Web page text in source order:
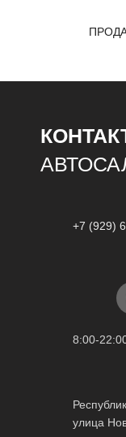
+7 (929)
8:00-
улица